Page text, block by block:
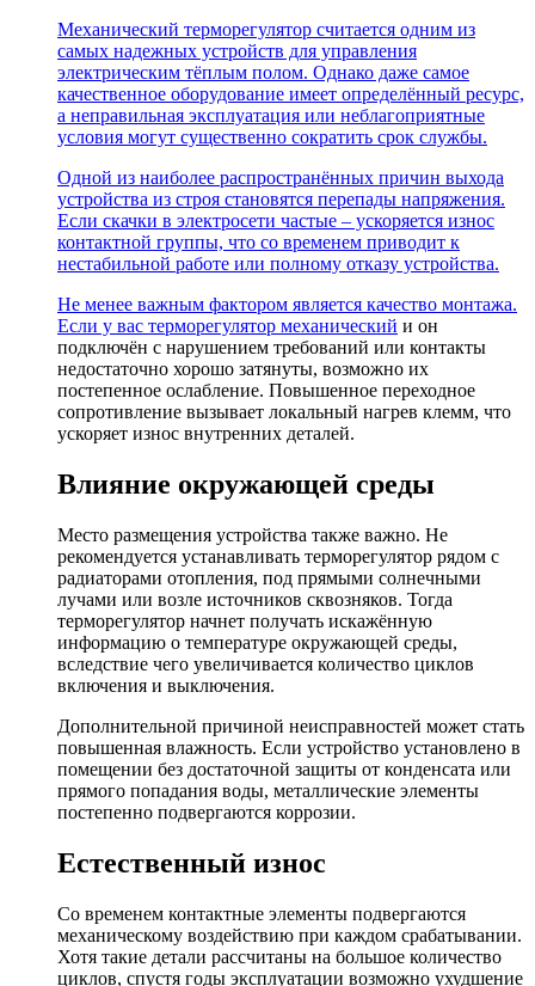
Механический терморегулятор считается одним из
самых надежных устройств для управления
электрическим тёплым полом. Однако даже самое
качественное оборудование имеет определённый ресурс,
а неправильная эксплуатация или неблагоприятные
условия могут существенно сократить срок службы.
Одной из наиболее распространённых причин выхода
устройства из строя становятся перепады напряжения.
Если скачки в электросети частые – ускоряется износ
контактной группы, что со временем приводит к
нестабильной работе или полному отказу устройства.
Не менее важным фактором является качество монтажа.
Если у вас терморегулятор механический и он
подключён с нарушением требований или контакты
недостаточно хорошо затянуты, возможно их
постепенное ослабление. Повышенное переходное
сопротивление вызывает локальный нагрев клемм, что
ускоряет износ внутренних деталей.
Влияние окружающей среды
Место размещения устройства также важно. Не
рекомендуется устанавливать терморегулятор рядом с
радиаторами отопления, под прямыми солнечными
лучами или возле источников сквозняков. Тогда
терморегулятор начнет получать искажённую
информацию о температуре окружающей среды,
вследствие чего увеличивается количество циклов
включения и выключения.
Дополнительной причиной неисправностей может стать
повышенная влажность. Если устройство установлено в
помещении без достаточной защиты от конденсата или
прямого попадания воды, металлические элементы
постепенно подвергаются коррозии.
Естественный износ
Со временем контактные элементы подвергаются
механическому воздействию при каждом срабатывании.
Хотя такие детали рассчитаны на большое количество
циклов, спустя годы эксплуатации возможно ухудшение